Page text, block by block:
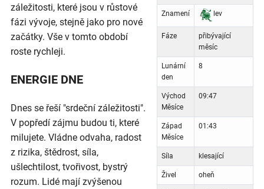
Znamení lev
Fáze
přibývající
měsíc
Lunární
den
8
Východ
Měsíce
09:47
Západ
Měsíce
01:43
Síla klesající
Živel oheň
záležitosti, které jsou v růstové
fázi vývoje, stejně jako pro nové
začátky. Vše v tomto období
roste rychleji.
ENERGIE DNE
Dnes se řeší "srdeční záležitosti".
V popředí zájmu budou ti, které
milujete. Vládne odvaha, radost
z rizika, štědrost, síla,
ušlechtilost, tvořivost, bystrý
rozum. Lidé mají zvýšenou